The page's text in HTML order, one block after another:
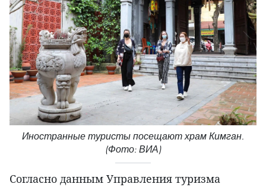
Иностранные туристы посещают храм Кимган.
(Фото: ВИА)
Согласно данным Управления туризма